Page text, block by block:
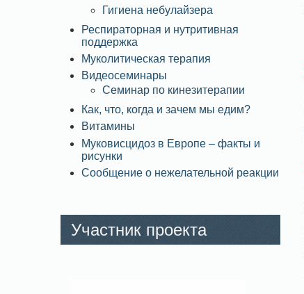
Гигиена небулайзера
Респираторная и нутритивная
поддержка
Муколитическая терапия
Видеосеминары
Семинар по кинезитерапии
Как, что, когда и зачем мы едим?
Витамины
Муковисцидоз в Европе – факты и
рисунки
Сообщение о нежелательной реакции
Участник проекта